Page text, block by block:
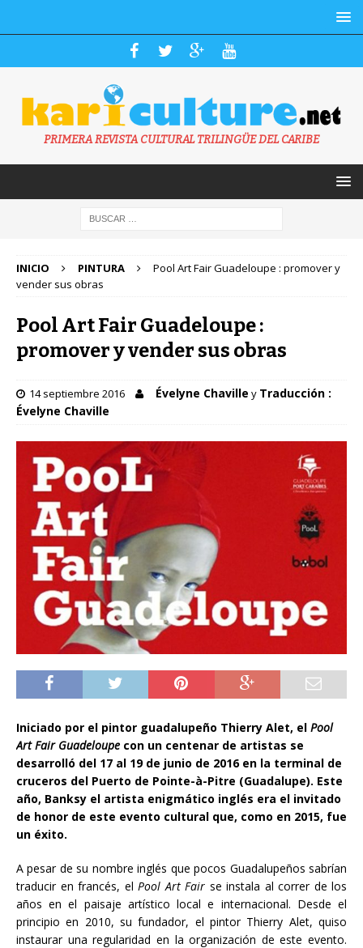
PRIMERA REVISTA CULTURAL TRILINGÜE DEL CARIBE
INICIO PINTURA
Pool Art Fair Guadeloupe : promover y
vender sus obras
Pool Art Fair Guadeloupe :
promover y vender sus obras
14 septiembre 2016 Évelyne Chaville y Traducción :
Évelyne Chaville
Iniciado por el pintor guadalupeño Thierry Alet, el Pool
Art Fair Guadeloupe con un centenar de artistas se
desarrolló del 17 al 19 de junio de 2016 en la terminal de
cruceros del Puerto de Pointe-à-Pitre (Guadalupe). Este
año, Banksy el artista enigmático inglés era el invitado
de honor de este evento cultural que, como en 2015, fue
un éxito.
A pesar de su nombre inglés que pocos Guadalupeños sabrían
traducir en francés, el Pool Art Fair se instala al correr de los
años en el paisaje artístico local e internacional. Desde el
principio en 2010, su fundador, el pintor Thierry Alet, quiso
instaurar una regularidad en la organización de este evento.